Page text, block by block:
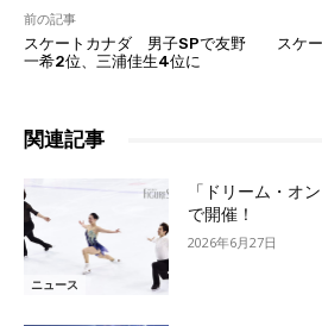
前の記事
スケートカナダ 男子SPで友野
一希2位、三浦佳生4位に
スケ
関連記事
ニュース
「ドリーム・オ
で開催！
2026年6月27日